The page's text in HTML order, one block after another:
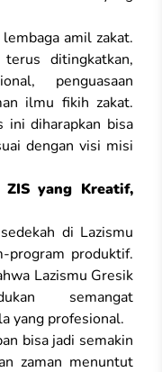
amil zakat.
ditingkatkan,
penguasaan
ilmu fikih zakat.
ini diharapkan bisa
dengan visi misi
ZIS yang Kreatif,
di Lazismu
program produktif.
Lazismu Gresik
semangat
yang profesional.
bisa jadi semakin
zaman menuntut